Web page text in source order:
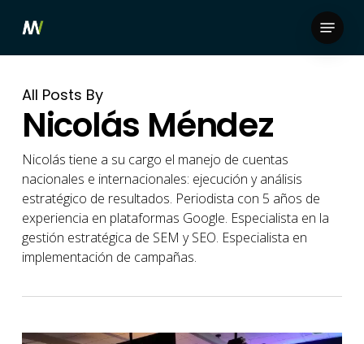
main
Menu
All Posts By
Nicolás Méndez
Nicolás tiene a su cargo el manejo de cuentas
nacionales e internacionales: ejecución y análisis
estratégico de resultados. Periodista con 5 años de
experiencia en plataformas Google. Especialista en la
gestión estratégica de SEM y SEO. Especialista en
implementación de campañas.
Close